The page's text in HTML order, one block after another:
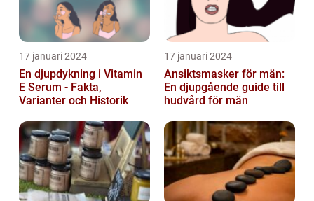
17 januari 2024
En djupdykning i Vitamin
E Serum - Fakta,
Varianter och Historik
17 januari 2024
Ansiktsmasker för män:
En djupgående guide till
hudvård för män